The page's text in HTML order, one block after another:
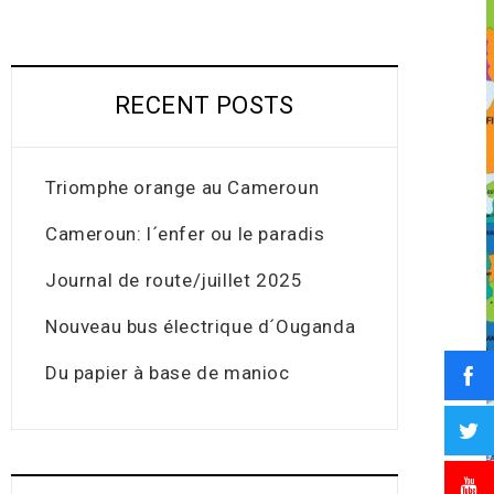
RECENT POSTS
Triomphe orange au Cameroun
Cameroun: l´enfer ou le paradis
Journal de route/juillet 2025
Nouveau bus électrique d´Ouganda
Du papier à base de manioc